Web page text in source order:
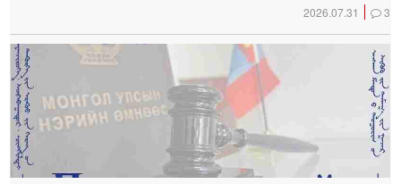
2026.07.31 3